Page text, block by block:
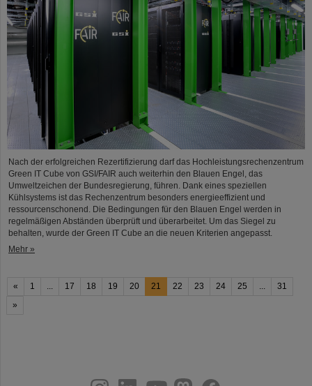
Nach der erfolgreichen Rezertifizierung darf das Hochleistungsrechenzentrum
Green IT Cube von GSI/FAIR auch weiterhin den Blauen Engel, das
Umweltzeichen der Bundesregierung, führen. Dank eines speziellen
Kühlsystems ist das Rechenzentrum besonders energieeffizient und
ressourcenschonend. Die Bedingungen für den Blauen Engel werden in
regelmäßigen Abständen überprüft und überarbeitet. Um das Siegel zu
behalten, wurde der Green IT Cube an die neuen Kriterien angepasst.
Mehr »
« 1 17 18 19 20 21 22 23 24 25
31
»
youtubehelmholtz.socialfacebook